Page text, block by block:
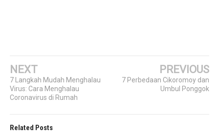
NEXT
7 Langkah Mudah Menghalau
Virus: Cara Menghalau
Coronavirus di Rumah
PREVIOUS
7 Perbedaan Cikoromoy dan
Umbul Ponggok
Related Posts